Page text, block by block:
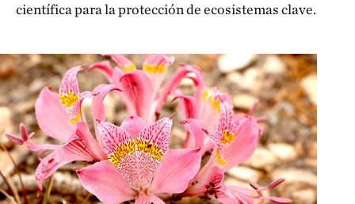
científica para la protección de ecosistemas clave.